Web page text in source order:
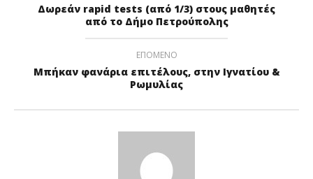
Δωρεάν rapid tests (από 1/3) στους μαθητές
από το Δήμο Πετρούπολης
ΕΠΟΜΕΝΟ
Μπήκαν φανάρια επιτέλους, στην Ιγνατίου &
Ρωμυλίας